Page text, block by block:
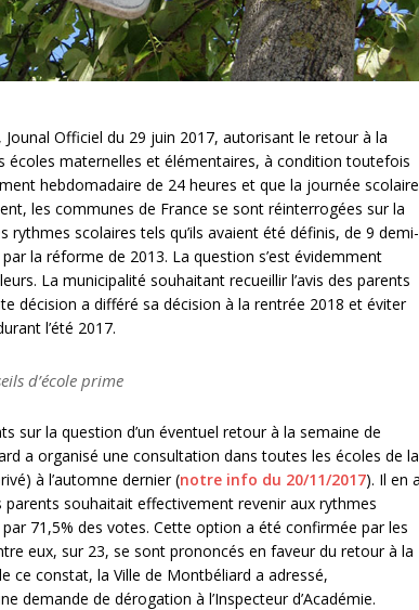
Jounal Officiel du 29 juin 2017, autorisant le retour à la
écoles maternelles et élémentaires, à condition toutefois
hebdomadaire de 24 heures et que la journée scolaire
les communes de France se sont réinterrogées sur la
rythmes scolaires tels qu’ils avaient été définis, de 9 demi-
la réforme de 2013. La question s’est évidemment
La municipalité souhaitant recueillir l’avis des parents
décision a différé sa décision à la rentrée 2018 et éviter
l’été 2017.
d’école prime
sur la question d’un éventuel retour à la semaine de
a organisé une consultation dans toutes les écoles de la
à l’automne dernier (notre info du 20/11/2017). Il en a
parents souhaitait effectivement revenir aux rythmes
71,5% des votes. Cette option a été confirmée par les
eux, sur 23, se sont prononcés en faveur du retour à la
ce constat, la Ville de Montbéliard a adressé,
demande de dérogation à l’Inspecteur d’Académie.